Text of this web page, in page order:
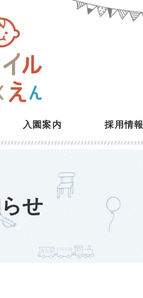
入園案内 採用情報
せ